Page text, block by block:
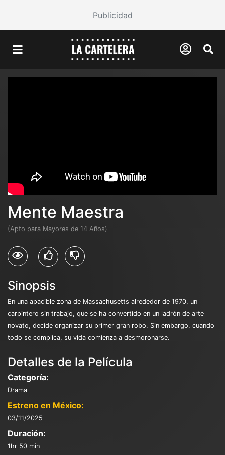
Publicidad
Mente Maestra
(Apto para Mayores de 14 Años)
Sinopsis
En una apacible zona de Massachusetts alrededor de 1970, un
carpintero sin trabajo, que se ha convertido en un ladrón de arte
novato, decide organizar su primer gran robo. Sin embargo, cuando
todo se complica, su vida comienza a desmoronarse.
Detalles de la Película
Categoría:
Drama
Estreno en México:
03/11/2025
Duración:
1hr 50 min